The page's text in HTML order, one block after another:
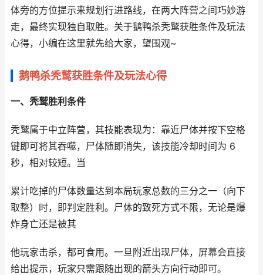
体旁的方位提示来规划行进路线，在两大阵营之间巧妙游
走，最终实现独自取胜。关于鹅鸭杀秃鹫获胜条件及玩法
心得，小编在这里就先给大家，望围观~
鹅鸭杀秃鹫获胜条件及玩法心得
一、秃鹫胜利条件​
秃鹫属于中立阵营，其技能表现为：靠近尸体并按下空格
键即可将其吞噬，尸体随即消失，该技能冷却时间为 6
秒，相对较短。当
累计吃掉的尸体数量达到本局玩家总数的三分之一（向下
取整）时，即判定胜利。尸体的致死方式不限，无论是爆
炸身亡还是被其
他玩家击杀，都可食用。一旦附近出现尸体，屏幕会直接
给出提示，玩家只需跟随出现的箭头方向行动即可。